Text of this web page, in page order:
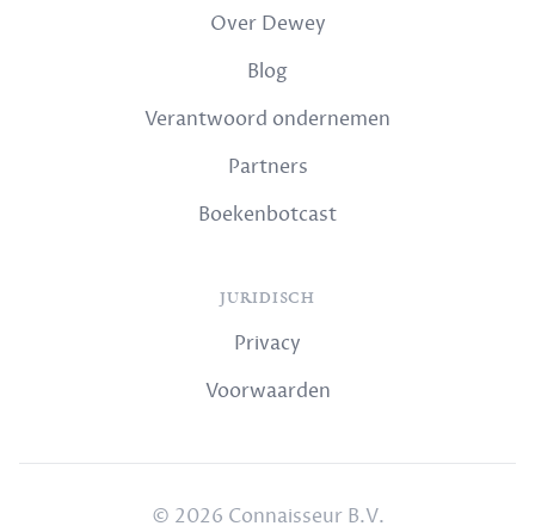
Over Dewey
Blog
Verantwoord ondernemen
Partners
Boekenbotcast
JURIDISCH
Privacy
Voorwaarden
© 2026 Connaisseur B.V.